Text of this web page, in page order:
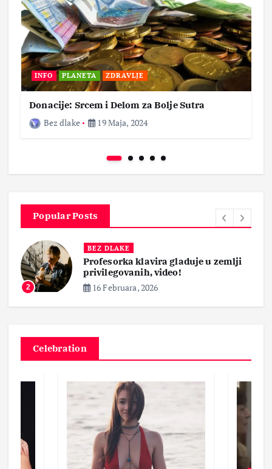
INFO PLANETA ZDRAVLJE
Donacije: Srcem i Delom za Bolje Sutra
Bez dlake
19 Maja, 2024
Popular Posts
2
BEZ DLAKE
Profesorka klavira gladuje u zemlji
privilegovanih, video!
16 Februara, 2026
Celebration